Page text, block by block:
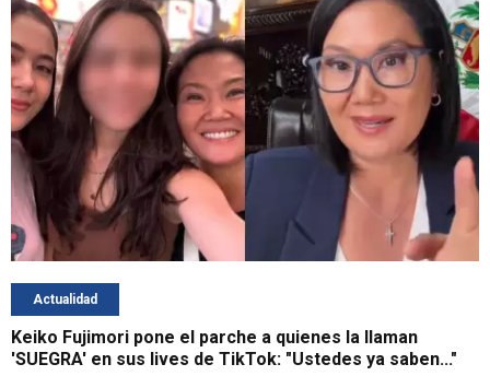
Actualidad
Keiko Fujimori pone el parche a quienes la llaman
'SUEGRA' en sus lives de TikTok: "Ustedes ya saben..."